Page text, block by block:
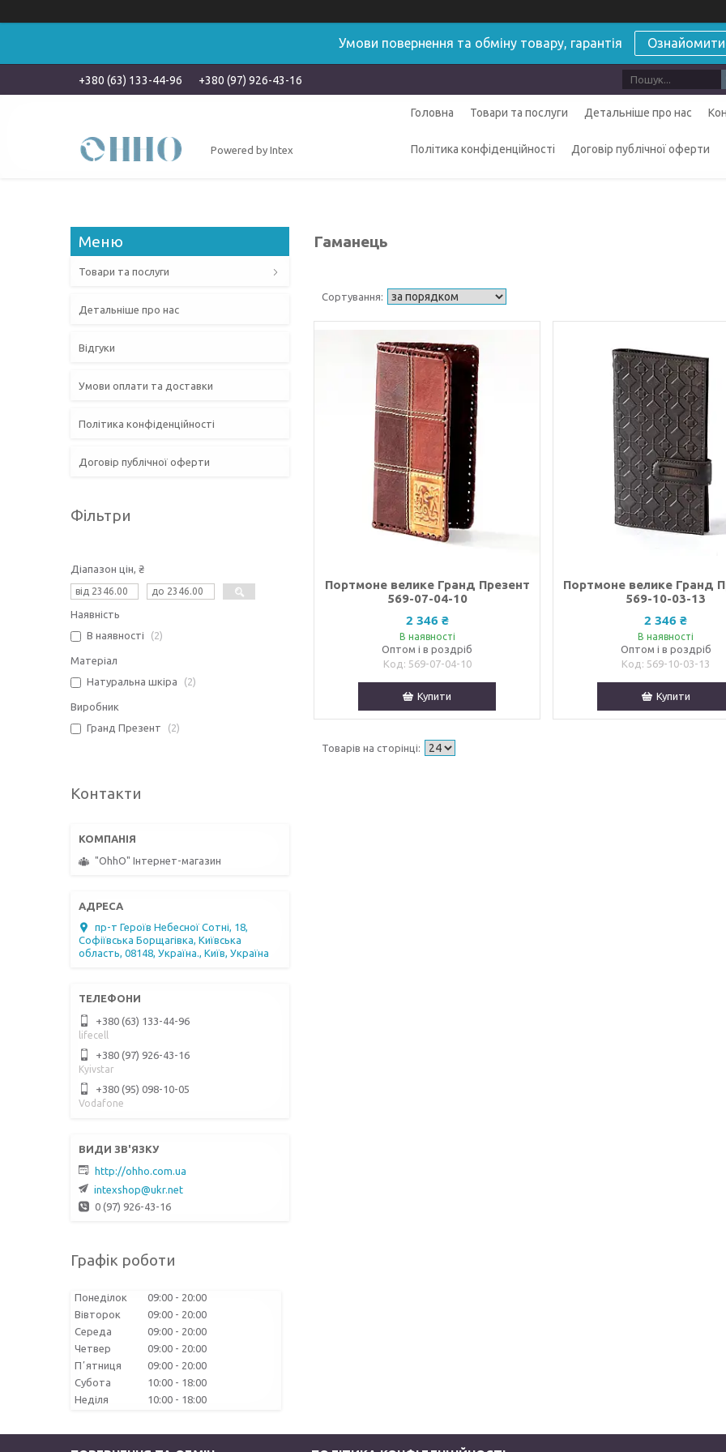
Умови повернення та обміну товару, гарантія
+380 (63) 133-44-96 +380 (97) 926-43-16
Powered by Intex
Головна Товари та послуги Детальніше про нас
Політика конфіденційності Договір публічної оферти
Гаманець
Портмоне велике Гранд Презент
569-07-04-10
2 346 ₴
В наявності
Оптом і в роздріб
569-07-04-10
Купити
Портмоне велике Гранд
569-10-03-13
2 346 ₴
В наявності
Оптом і в роздріб
569-10-03-13
Купити
Товари та послуги
Детальніше про нас
Відгуки
Умови оплати та доставки
Політика конфіденційності
Договір публічної оферти
Фільтри
Діапазон цін, ₴
Наявність
В наявності
2
Матеріал
Натуральна шкіра
2
Виробник
Гранд Презент
2
Контакти
"OhhO" Інтернет-магазин
пр-т Героїв Небесної Сотні, 18,
Софіївська Борщагівка, Київська
область, 08148, Україна., Київ, Україна
+380 (63) 133-44-96
lifecell
+380 (97) 926-43-16
Kyivstar
+380 (95) 098-10-05
Vodafone
http://ohho.com.ua
intexshop@ukr.net
0 (97) 926-43-16
Графік роботи
Понеділок 09:00
20:00
Вівторок
09:00
20:00
Середа
09:00
20:00
Четвер
09:00
20:00
Пʼятниця
09:00
20:00
Субота
10:00
18:00
Неділя
10:00 18:00